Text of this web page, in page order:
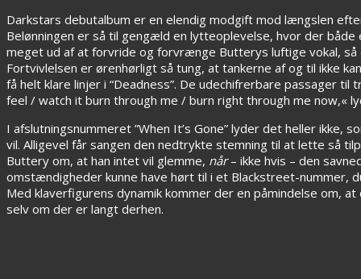
Darkstars debutalbum er en elendig modgift mod længslen
Belønningen er så til gengæld en lytteoplevelse, hvor der
meget ud af at forvride og forvrænge Butterys luftige vokal,
Fortvivlelsen er ørenhørligt så tung, at tankerne af og til ikke
få helt klare linjer i “Deadness”. De udechifrerbare passager
feel / watch it burn through me / burn right through me now,«
I afslutningsnummeret ”When It’s Gone” lyder det heller
vil. Alligevel får sangen den nedtrykte stemning til at lette så
Buttery om, at han intet vil glemme, når– ikke hvis – den
omstændigheder kunne have hørt til i et Blackstreet-nummer,
Med klaverfigurens dynamik kommer der en påmindelse om,
selv om der er langt derhen.